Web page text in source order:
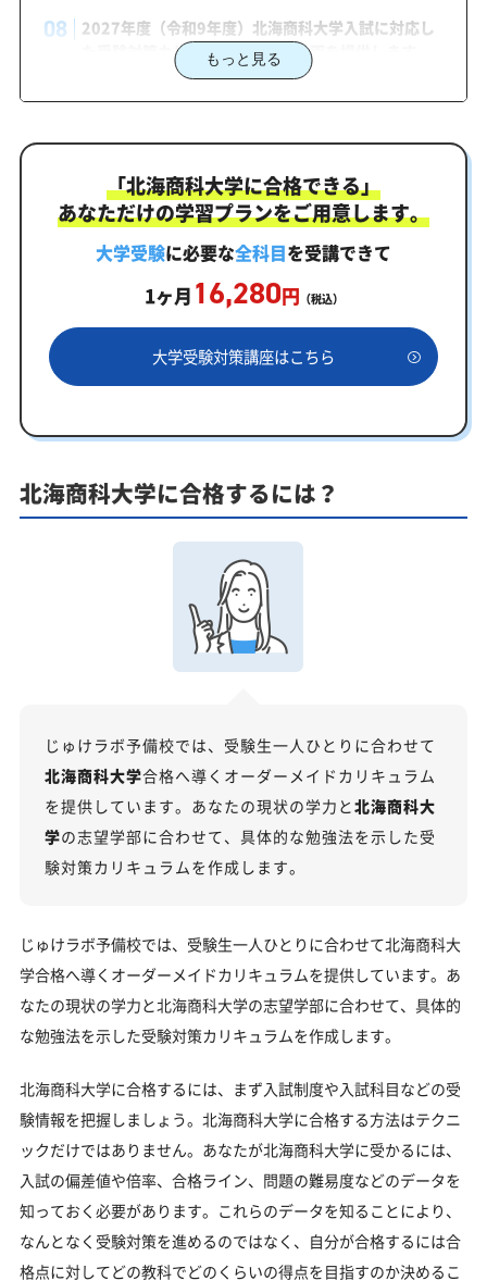
2027年度（令和9年度）北海商科大学入試に対応し
た受験対策カリキュラム・学習計画を提供します
まずはあなたの弱点をしっかり把握現状分析テスト
あなただけの学習計画だから成果が出る！北海商科大学
合格に向けた受験対策カリキュラム
学習効果をしっかり確認定着度テスト
一人でも安心、学習相談
あなたにピッタリ合った「北海商科大学対策のオー
ダーメイドカリキュラム」から得られる成果とは？
カリキュラムや料金についてお気軽にご相談くださ
北海商科大学受験専門のオンライン家庭教師「いつ
でもクイック指導」もご用意
【2027年度】大学入学共通テスト対策！2026年度
2026年度共通テストの総括：難関大志望者には厳しい戦
科目別分析と最新トレンド
北海商科大学の総合型選抜入試対策も万全
北海商科大学のキャンパス
「北海商科大学に受かる気がしない」とやる気をな
受験勉強を始めるのが遅くても北海商科大学に合格
大学受験対策いつから始める？学年・時期別の勉強
のポイント
験も対応可能
浪人生、社会人の方の北海商科大学合格に向けた受
験対策も実施
北海商科大学受験生からのよくある質問
もっと見る
「北海商科大学に合格できる」
あなただけの学習プランをご用意します。
大学受験に必要な全科目を受講できて
1ヶ月 16,280円 （税込）
大学受験対策講座はこちら
北海商科大学に合格するには？
じゅけラボ予備校では、受験生一人ひとりに合わせて
北海商科大学合格へ導くオーダーメイドカリキュラム
を提供しています。あなたの現状の学力と 北海商科大
学の志望学部に合わせて、具体的な勉強法を示した受
験対策カリキュラムを作成します。
じゅけラボ予備校では、受験生一人ひとりに合わせて北海商科大
学合格へ導くオーダーメイドカリキュラムを提供しています。あ
なたの現状の学力と北海商科大学の志望学部に合わせて、具体的
な勉強法を示した受験対策カリキュラムを作成します。
北海商科大学に合格するには、まず入試制度や入試科目などの受
験情報を把握しましょう。北海商科大学に合格する方法はテクニ
ックだけではありません。あなたが北海商科大学に受かるには、
入試の偏差値や倍率、合格ライン、問題の難易度などのデータを
知っておく必要があります。これらのデータを知ることにより、
なんとなく受験対策を進めるのではなく、自分が合格するには合
格点に対してどの教科でどのくらいの得点を目指すのか決めるこ